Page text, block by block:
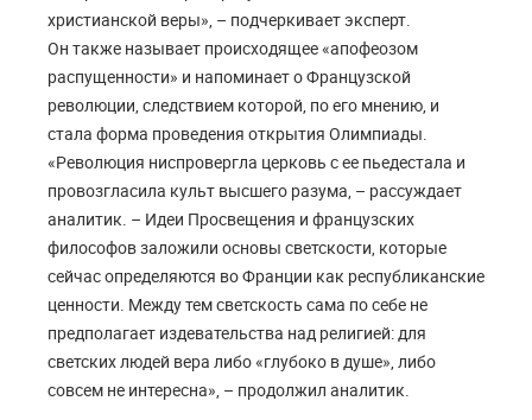
христианской веры», – подчеркивает эксперт.
Он также называет происходящее «апофеозом
распущенности» и напоминает о Французской
революции, следствием которой, по его мнению, и
стала форма проведения открытия Олимпиады.
«Революция ниспровергла церковь с ее пьедестала и
провозгласила культ высшего разума, – рассуждает
аналитик. – Идеи Просвещения и французских
философов заложили основы светскости, которые
сейчас определяются во Франции как республиканские
ценности. Между тем светскость сама по себе не
предполагает издевательства над религией: для
светских людей вера либо «глубоко в душе», либо
совсем не интересна», – продолжил аналитик.